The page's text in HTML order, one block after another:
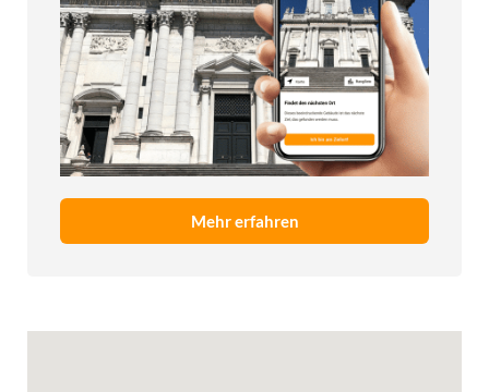
Mehr erfahren